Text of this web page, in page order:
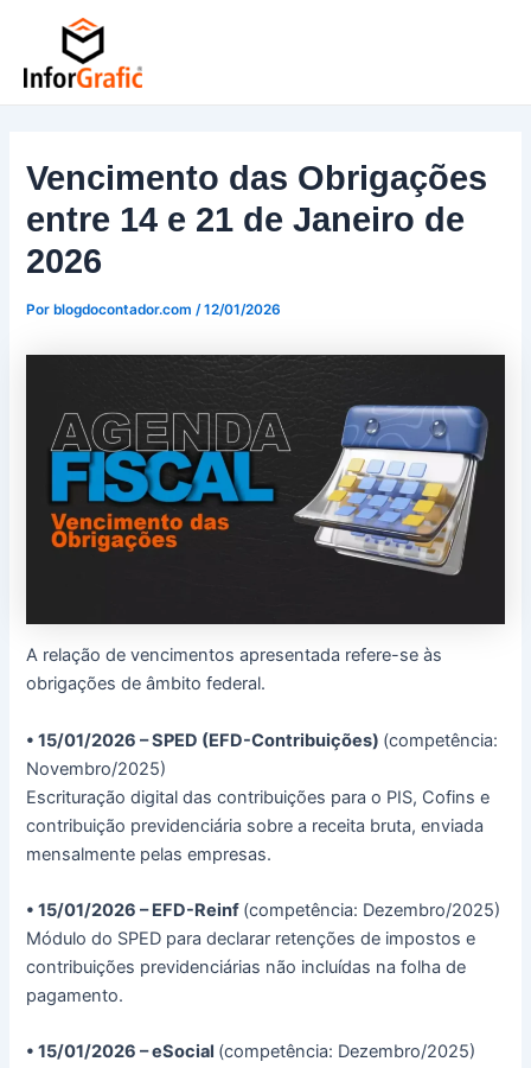
Vencimento das Obrigações
entre 14 e 21 de Janeiro de
2026
Por blogdocontador.com/12/01/2026
A relação de vencimentos apresentada refere-se às
obrigações de âmbito federal.
• 15/01/2026 – SPED (EFD-Contribuições) (competência:
Novembro/2025)
Escrituração digital das contribuições para o PIS, Cofins e
contribuição previdenciária sobre a receita bruta, enviada
mensalmente pelas empresas.
• 15/01/2026 – EFD-Reinf (competência: Dezembro/2025)
Módulo do SPED para declarar retenções de impostos e
contribuições previdenciárias não incluídas na folha de
pagamento.
• 15/01/2026 – eSocial (competência: Dezembro/2025)
navigation